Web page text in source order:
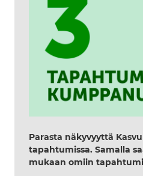
Parasta näkyvyyttä
tapahtumissa. Samalla
mukaan omiin